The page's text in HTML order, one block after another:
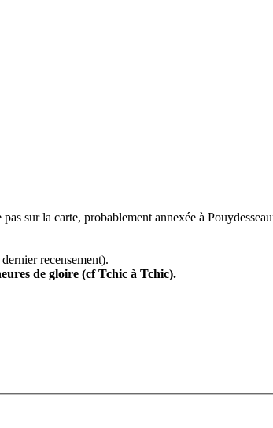
sur la carte, probablement annexée à
recensement).
de gloire (cf Tchic à Tchic).